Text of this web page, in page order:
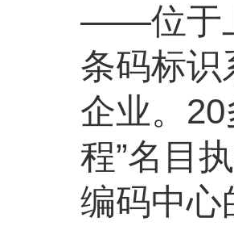
——位于
条码标识
企业。
程”名目
编码中心